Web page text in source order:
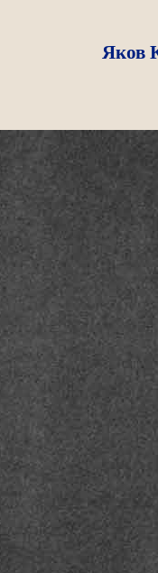
Яков